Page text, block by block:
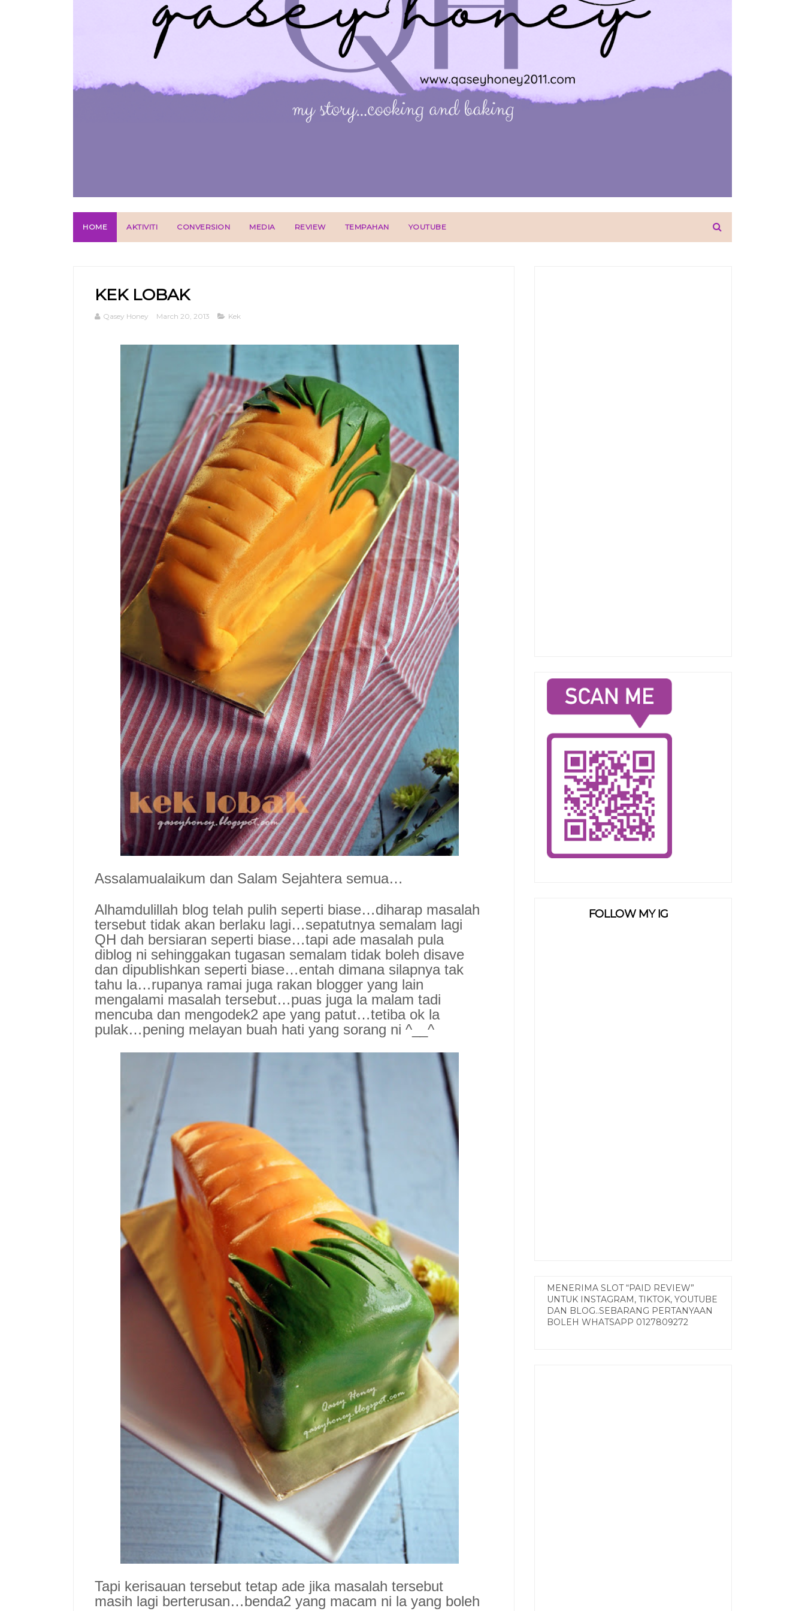
HOME AKTIVITI CONVERSION MEDIA REVIEW TEMPAHAN YOUTUBE
KEK LOBAK
Qasey Honey March 20, 2013 Kek
Assalamualaikum dan Salam Sejahtera semua…
Alhamdulillah blog telah pulih seperti biase…diharap masalah
tersebut tidak akan berlaku lagi…sepatutnya semalam lagi
QH dah bersiaran seperti biase…tapi ade masalah pula
diblog ni sehinggakan tugasan semalam tidak boleh disave
dan dipublishkan seperti biase…entah dimana silapnya tak
tahu la…rupanya ramai juga rakan blogger yang lain
mengalami masalah tersebut…puas juga la malam tadi
mencuba dan mengodek2 ape yang patut…tetiba ok la
pulak…pening melayan buah hati yang sorang ni ^__^
Tapi kerisauan tersebut tetap ade jika masalah tersebut
masih lagi berterusan…benda2 yang macam ni la yang boleh
FOLLOW MY IG
MENERIMA SLOT “PAID REVIEW”
UNTUK INSTAGRAM, TIKTOK, YOUTUBE
DAN BLOG..SEBARANG PERTANYAAN
BOLEH WHATSAPP 0127809272